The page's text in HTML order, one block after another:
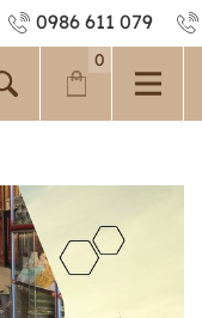
0986 611 079
0